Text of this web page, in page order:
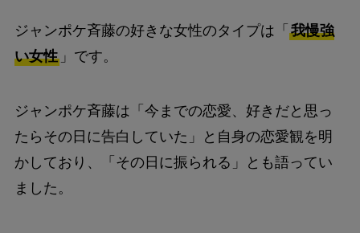
ジャンポケ斉藤の好きな女性のタイプは「 我慢強
い女性」です。
ジャンポケ斉藤は「今までの恋愛、好きだと思っ
たらその日に告白していた」と自身の恋愛観を明
かしており、「その日に振られる」とも語ってい
ました。